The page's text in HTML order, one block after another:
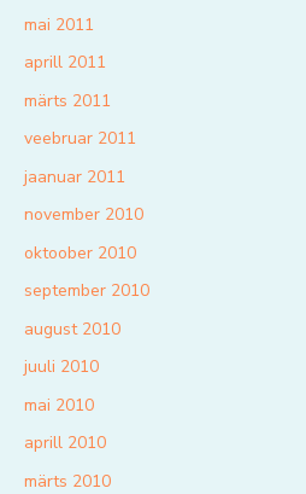
mai 2011
aprill 2011
märts 2011
veebruar 2011
jaanuar 2011
november 2010
oktoober 2010
september 2010
august 2010
juuli 2010
mai 2010
aprill 2010
märts 2010